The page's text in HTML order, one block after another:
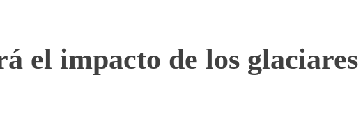
el impacto de los glaciares